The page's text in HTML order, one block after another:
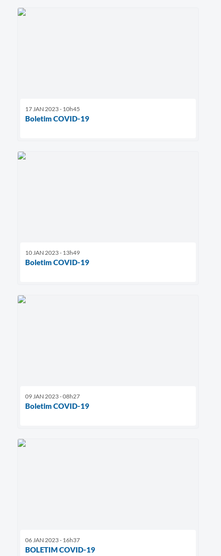
17 JAN 2023 - 10h45
Boletim COVID-19
10 JAN 2023 - 13h49
Boletim COVID-19
09 JAN 2023 - 08h27
Boletim COVID-19
06 JAN 2023 - 16h37
BOLETIM COVID-19